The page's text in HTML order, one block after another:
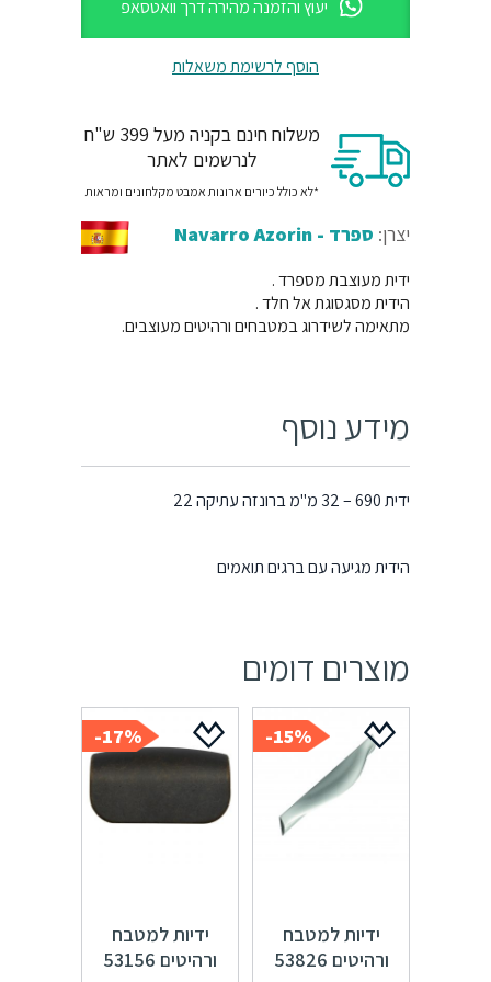
יעוץ והזמנה מהירה דרך וואטסאפ
הוסף לרשימת משאלות
משלוח חינם בקניה מעל 399 ש"ח
לנרשמים לאתר
*לא כולל כיורים ארונות אמבט מקלחונים ומראות
יצרן: ספרד - Navarro Azorin
ידית מעוצבת מספרד .
הידית מסגסוגת אל חלד .
מתאימה לשידרוג במטבחים ורהיטים מעוצבים.
מידע נוסף
ידית 690 – 32 מ"מ ברונזה עתיקה 22
הידית מגיעה עם ברגים תואמים
מוצרים דומים
15%-
ידיות למטבח
ורהיטים 53826
17%-
ידיות למטבח
ורהיטים 53156